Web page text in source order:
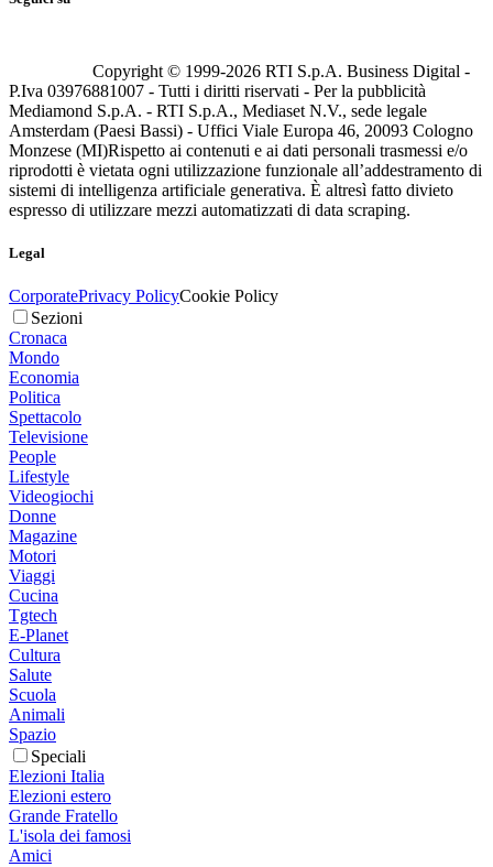
Copyright © 1999-2026 RTI S.p.A. Business Digital -
P.Iva 03976881007 - Tutti i diritti riservati - Per la pubblicità
Mediamond S.p.A. - RTI S.p.A., Mediaset N.V., sede legale
Amsterdam (Paesi Bassi) - Uffici Viale Europa 46, 20093 Cologno
Monzese (MI)Rispetto ai contenuti e ai dati personali trasmessi e/o
riprodotti è vietata ogni utilizzazione funzionale all’addestramento di
sistemi di intelligenza artificiale generativa. È altresì fatto divieto
espresso di utilizzare mezzi automatizzati di data scraping.
Legal
CorporatePrivacy PolicyCookie Policy
Sezioni
Cronaca
Mondo
Economia
Politica
Spettacolo
Televisione
People
Lifestyle
Videogiochi
Donne
Magazine
Motori
Viaggi
Cucina
Tgtech
E-Planet
Cultura
Salute
Scuola
Animali
Spazio
Speciali
Elezioni Italia
Elezioni estero
Grande Fratello
L'isola dei famosi
Amici